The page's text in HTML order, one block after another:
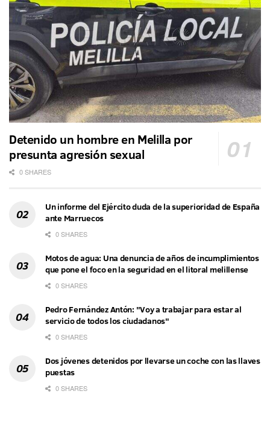
Detenido un hombre en Melilla por
presunta agresión sexual
0 SHARES
Un informe del Ejército duda de la superioridad de España
ante Marruecos
0 SHARES
Motos de agua: Una denuncia de años de incumplimientos
que pone el foco en la seguridad en el litoral melillense
0 SHARES
Pedro Fernández Antón: "Voy a trabajar para estar al
servicio de todos los ciudadanos"
0 SHARES
Dos jóvenes detenidos por llevarse un coche con las llaves
puestas
0 SHARES